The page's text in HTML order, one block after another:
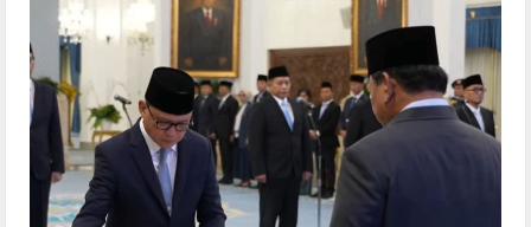
R
e
a